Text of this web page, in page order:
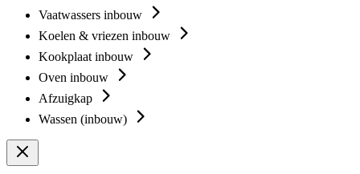
Vaatwassers inbouw
Koelen & vriezen inbouw
Kookplaat inbouw
Oven inbouw
Afzuigkap
Wassen (inbouw)